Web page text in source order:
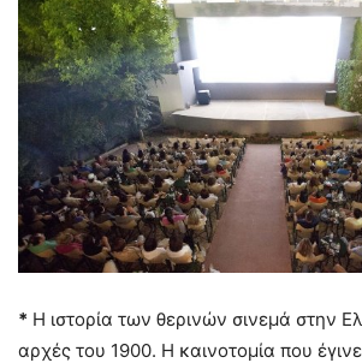
* Η ιστορία των θερινών σινεμά στην
αρχές του 1900. Η καινοτομία που